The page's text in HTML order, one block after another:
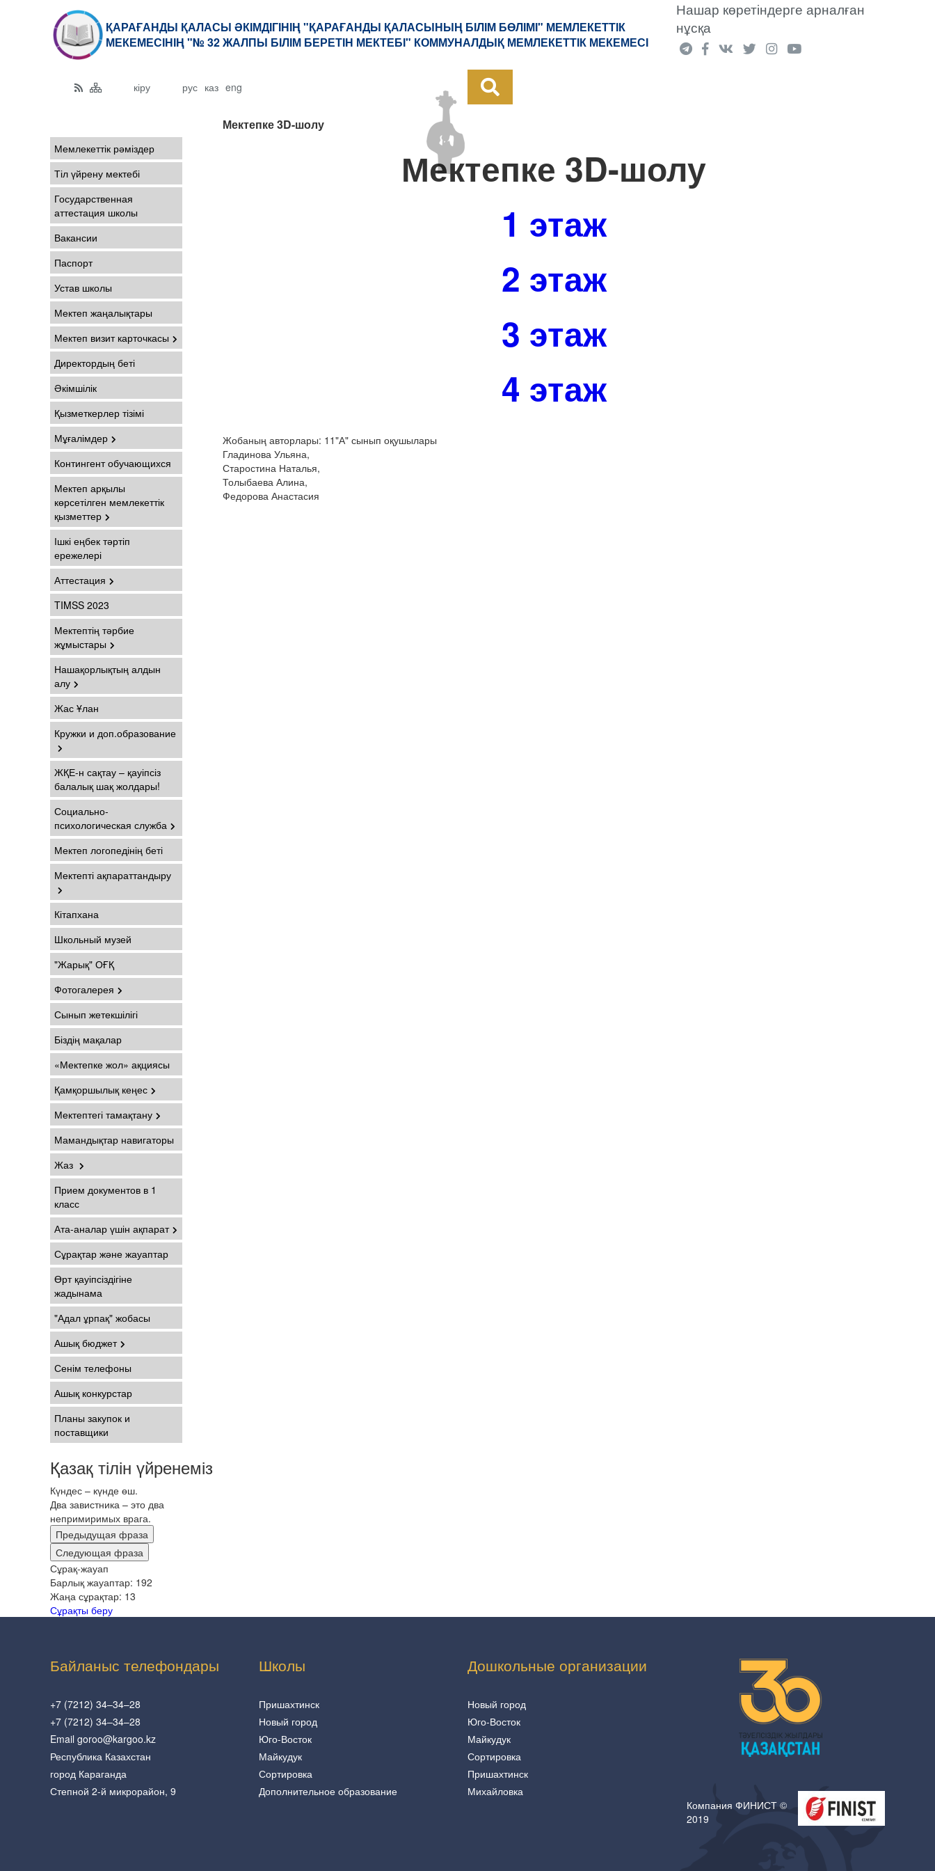
ҚАРАҒАНДЫ ҚАЛАСЫ ӘКІМДІГІНІҢ "ҚАРАҒАНДЫ ҚАЛАСЫНЫҢ БІЛІМ БӨЛІМІ" МЕМЛЕКЕТТІК
МЕКЕМЕСІНІҢ "№ 32 ЖАЛПЫ БІЛІМ БЕРЕТІН МЕКТЕБІ" КОММУНАЛДЫҚ МЕМЛЕКЕТТІК МЕКЕМЕСІ
Нашар көретіндерге арналған
нұсқа
кіру рус каз eng
Мемлекеттік рәміздер
Тіл үйрену мектебі
Государственная
аттестация школы
Вакансии
Паспорт
Устав школы
Мектеп жаңалықтары
Мектеп визит карточкасы
Директордың беті
Әкімшілік
Қызметкерлер тізімі
Мұғалімдер
Контингент обучающихся
Мектеп арқылы
көрсетілген мемлекеттік
қызметтер
Ішкі еңбек тәртіп
ережелері
Аттестация
TIMSS 2023
Мектептің тәрбие
жұмыстары
Нашақорлықтың алдын
алу
Жас Ұлан
Кружки и доп.образование
ЖҚЕ-н сақтау – қауіпсіз
балалық шақ жолдары!
Социально-
психологическая служба
Мектеп логопедінің беті
Мектепті ақпараттандыру
Кітапхана
Школьный музей
"Жарық" ОҒҚ
Фотогалерея
Сынып жетекшілігі
Біздің мақалар
«Мектепке жол» ақциясы
Қамқоршылық кеңес
Мектептегі тамақтану
Мамандықтар навигаторы
Жаз
Прием документов в 1
класс
Ата-аналар үшін ақпарат
Сұрақтар және жауаптар
Өрт қауіпсіздігіне
жадынама
"Адал ұрпақ" жобасы
Ашық бюджет
Сенім телефоны
Ашық конкурстар
Планы закупок и
поставщики
Қазақ тілін үйренеміз
Күндес – күнде өш.
Два завистника – это два
непримиримых врага.
Предыдущая фраза
Следующая фраза
Сұрақ-жауап
Барлық жауаптар: 192
Жаңа сұрақтар: 13
Сұрақты беру
Мектепке 3D-шолу
Мектепке 3D-шолу
1 этаж
2 этаж
3 этаж
4 этаж
Жобаның авторлары: 11"А" сынып оқушылары
Гладинова Ульяна,
Старостина Наталья,
Толыбаева Алина,
Федорова Анастасия
Байланыс телефондары
+7 (7212) 34–34–28
+7 (7212) 34–34–28
Email goroo@kargoo.kz
Республика Казахстан
город Караганда
Степной 2-й микрорайон, 9
Школы
Пришахтинск
Новый город
Юго-Восток
Майкудук
Сортировка
Дополнительное образование
Дошкольные организации
Новый город
Юго-Восток
Майкудук
Сортировка
Пришахтинск
Михайловка
Компания ФИНИСТ ©
2019